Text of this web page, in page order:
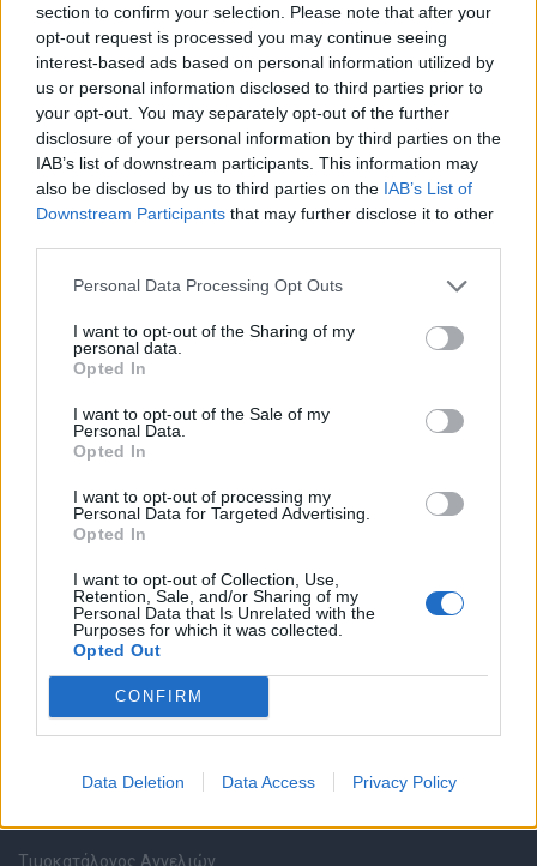
section to confirm your selection. Please note that after your
opt-out request is processed you may continue seeing
interest-based ads based on personal information utilized by
us or personal information disclosed to third parties prior to
your opt-out. You may separately opt-out of the further
disclosure of your personal information by third parties on the
IAB’s list of downstream participants. This information may
also be disclosed by us to third parties on the IAB’s List of
Downstream Participants that may further disclose it to other
Personal Data Processing Opt Outs
I want to opt-out of the Sharing of my
personal data.
Opted In
I want to opt-out of the Sale of my
Personal Data.
Opted In
I want to opt-out of processing my
Personal Data for Targeted Advertising.
Opted In
I want to opt-out of Collection, Use,
Retention, Sale, and/or Sharing of my
Personal Data that Is Unrelated with the
Purposes for which it was collected.
Opted Out
CONFIRM
Data Deletion Data Access Privacy Policy
Θέσεις εργασίας
Θέσεις Εργασίας ανά Ειδικότητα
Θέσεις Εργασίας ανά Εταιρεία
Κέντρο Βοήθειας
Καταχώρηση Online Βιογραφικού
Συμβουλές Καριέρας
HR corner
Ερωτήσεις συνεντεύξεων
Υπολογισμός καθαρού μισθού
Υπηρεσίες εταιριών
Τιμοκατάλογος Αγγελιών